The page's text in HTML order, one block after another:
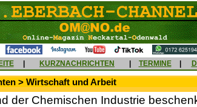
KURZNACHRICHTEN TERMINE
> Wirtschaft und Arbeit
der Chemischen Industrie